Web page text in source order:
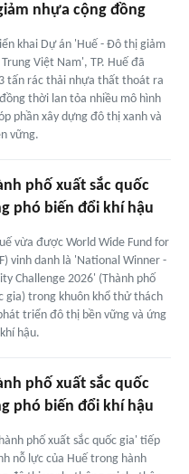
nhựa cộng đồng
khai Dự án 'Huế - Đô thị giảm
Việt Nam', TP. Huế đã
tấn rác thải nhựa thất thoát ra
thời lan tỏa nhiều mô hình
phần xây dựng đô thị xanh và
vững.
phố xuất sắc quốc
phó biến đổi khí hậu
vừa được World Wide Fund for
vinh danh là 'National Winner -
Challenge 2026' (Thành phố
gia) trong khuôn khổ thử thách
triển đô thị bền vững và ứng
hậu.
phố xuất sắc quốc
phó biến đổi khí hậu
phố xuất sắc quốc gia' tiếp
nỗ lực của Huế trong hành